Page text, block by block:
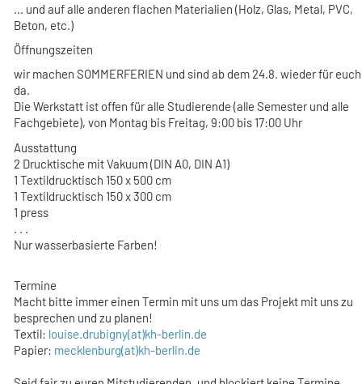
... und auf alle anderen flachen Materialien (Holz, Glas, Metal, PVC,
Beton, etc.)
Öffnungszeiten
wir machen SOMMERFERIEN und sind ab dem 24.8. wieder für euch
da.
Die Werkstatt ist offen für alle Studierende (alle Semester und alle
Fachgebiete), von Montag bis Freitag, 9:00 bis 17:00 Uhr
Ausstattung
2 Drucktische mit Vakuum (DIN A0, DIN A1)
1 Textildrucktisch 150 x 500 cm
1 Textildrucktisch 150 x 300 cm
1 press
Nur wasserbasierte Farben!
Termine
Macht bitte immer einen Termin mit uns um das Projekt mit uns zu
besprechen und zu planen!
Textil: louise.drubigny(at)kh-berlin.de
Papier: mecklenburg(at)kh-berlin.de